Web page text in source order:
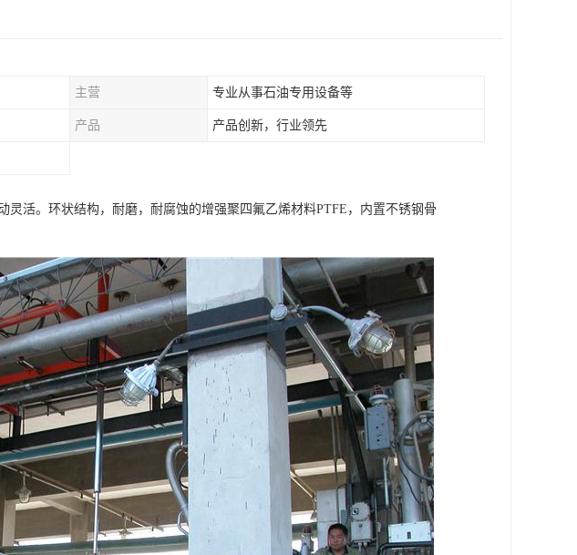
主营 专业从事石油专用设备等
产品 产品创新，行业领先
活。环状结构，耐磨，耐腐蚀的增强聚四氟乙烯材料PTFE，内置不锈钢骨